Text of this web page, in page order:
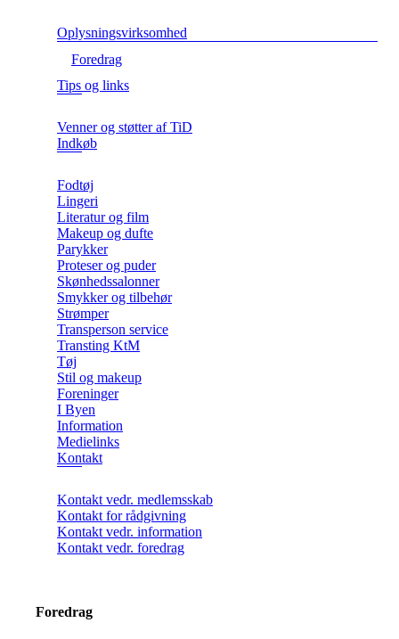
Oplysningsvirksomhed
Foredrag
Tips og links
Venner og støtter af TiD
Indkøb
Fodtøj
Lingeri
Literatur og film
Makeup og dufte
Parykker
Proteser og puder
Skønhedssalonner
Smykker og tilbehør
Strømper
Transperson service
Transting KtM
Tøj
Stil og makeup
Foreninger
I Byen
Information
Medielinks
Kontakt
Kontakt vedr. medlemsskab
Kontakt for rådgivning
Kontakt vedr. information
Kontakt vedr. foredrag
Foredrag